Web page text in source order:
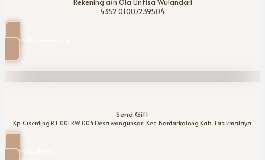
4352 01007239504
Copy No. Rekening
Send Gift
Kp. Cisenting RT 001 RW 004 Desa wangunsari Kec. Bantarkalong Kab. Tasikmalaya
Copy Address